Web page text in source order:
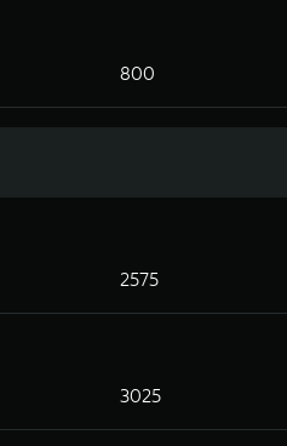
800
2575
3025